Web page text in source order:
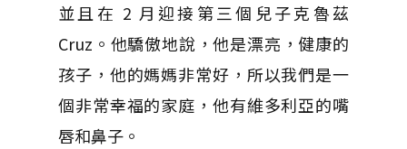
並且在 2 月迎接第三個兒子克魯茲
Cruz。他驕傲地說，他是漂亮，健康的
孩子，他的媽媽非常好，所以我們是一
個非常幸福的家庭，他有維多利亞的嘴
唇和鼻子。